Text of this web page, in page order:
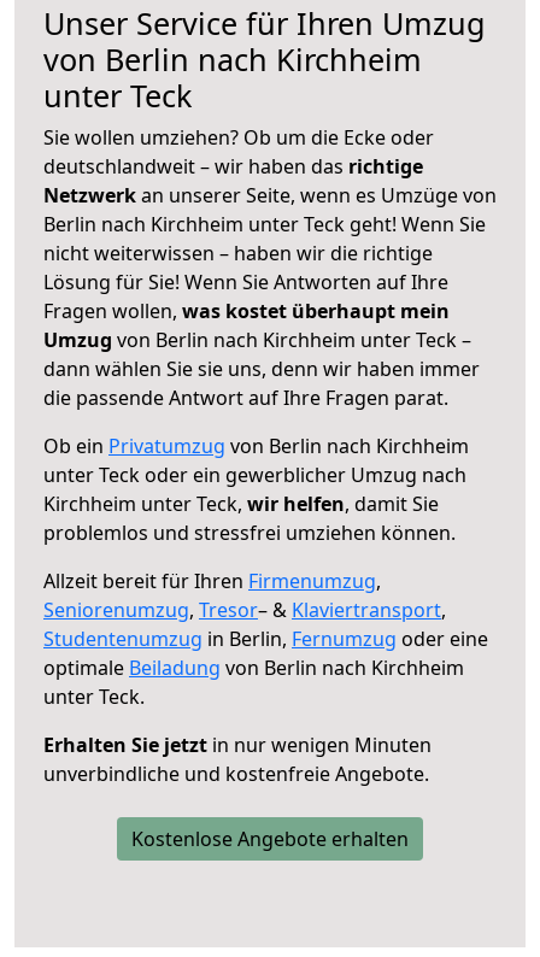
Unser Service für Ihren Umzug
von Berlin nach Kirchheim
unter Teck
Sie wollen umziehen? Ob um die Ecke oder
deutschlandweit – wir haben das richtige
Netzwerkan unserer Seite, wenn es Umzüge von
Berlin nach Kirchheim unter Teck geht! Wenn Sie
nicht weiterwissen – haben wir die richtige
Lösung für Sie! Wenn Sie Antworten auf Ihre
Fragen wollen, was kostet überhaupt mein
Umzug von Berlin nach Kirchheim unter Teck –
dann wählen Sie sie uns, denn wir haben immer
die passende Antwort auf Ihre Fragen parat.
Ob ein Privatumzug von Berlin nach Kirchheim
unter Teck oder ein gewerblicher Umzug nach
Kirchheim unter Teck, wir helfen, damit Sie
problemlos und stressfrei umziehen können.
Allzeit bereit für Ihren Firmenumzug,
Seniorenumzug, Tresor– & Klaviertransport,
Studentenumzug in Berlin, Fernumzug oder eine
optimale Beiladung von Berlin nach Kirchheim
unter Teck.
Erhalten Sie jetzt in nur wenigen Minuten
unverbindliche und kostenfreie Angebote.
Kostenlose Angebote erhalten